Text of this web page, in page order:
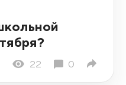
22 0